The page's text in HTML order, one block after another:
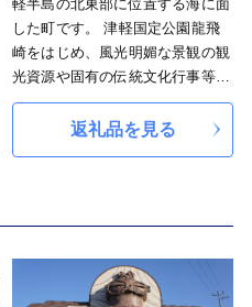
軽半島の北東部に位置する海に面
した町です。 津軽国定公園龍飛
崎をはじめ、風光明媚な景観の観
光資源や固有の伝統文化行事等を
受け継ぎ、海と山と川の恵みとと
もに生きる町です。 主要な産業
の寄付額の改定を行うこととな
り、作業を行うために下記スケジ
返礼品を見る